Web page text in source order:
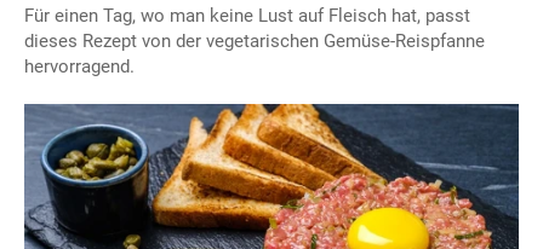
Für einen Tag, wo man keine Lust auf Fleisch hat, passt
dieses Rezept von der vegetarischen Gemüse-Reispfanne
hervorragend.